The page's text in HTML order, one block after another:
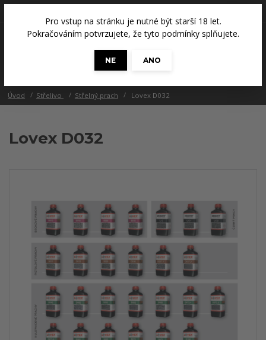
Pro vstup na stránku je nutné být starší 18 let.
Pokračováním potvrzujete, že tyto podmínky splňujete.
NE
ANO
0 Kč
Úvod Střelivo Střelný prach Lovex D032
Lovex D032